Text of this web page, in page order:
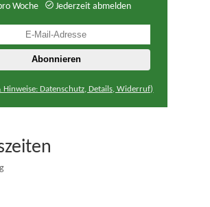
Woche
Jederzeit abmelden
Hinweise: Datenschutz, Details, Widerruf)